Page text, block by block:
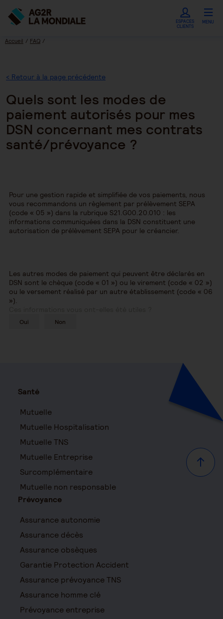
ESPACES
CLIENTS
MENU
Accueil
FAQ
< Retour à la page précédente
Quels sont les modes de
paiement autorisés pour mes
DSN concernant mes contrats
santé/prévoyance ?
Pour une gestion rapide et simplifiée de vos paiements, nous
vous recommandons un règlement par prélèvement SEPA
(code « 05 ») dans la rubrique S21.G00.20.010 : les
informations communiquées dans la DSN constituent une
autorisation de prélèvement SEPA pour le créancier.
Les autres modes de paiement qui peuvent être déclarés en
DSN sont le chèque (code « 01 ») ou le virement (code « 02 »)
ou le versement réalisé par un autre établissement (code « 06
»).
Oui Non
Haut
Santé
Mutuelle
Mutuelle Hospitalisation
Mutuelle TNS
Mutuelle Entreprise
Surcomplémentaire
Mutuelle non responsable
Prévoyance
Assurance autonomie
Assurance décès
Assurance obsèques
Garantie Protection Accident
Assurance prévoyance TNS
Assurance homme clé
Prévoyance entreprise